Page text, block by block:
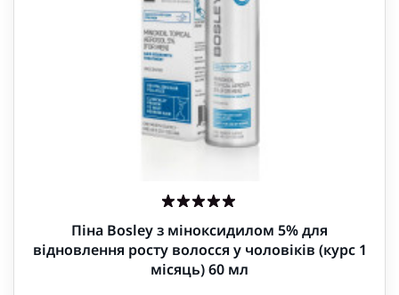
Піна Bosley з міноксидилом 5% для
відновлення росту волосся у чоловіків (курс 1
місяць) 60 мл